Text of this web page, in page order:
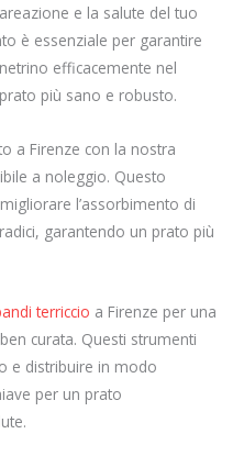
e la salute del tuo
è essenziale per garantire
efficacemente nel
più sano e robusto.
a Firenze con la nostra
a noleggio. Questo
l’assorbimento di
garantendo un prato più
terriccio a Firenze per una
curata. Questi strumenti
e distribuire in modo
per un prato